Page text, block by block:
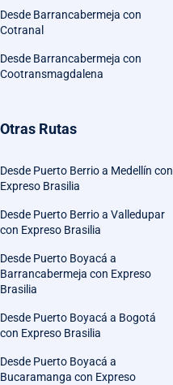
Desde Barrancabermeja con
Cotranal
Desde Barrancabermeja con
Cootransmagdalena
Otras Rutas
Desde Puerto Berrio a Medellín con
Expreso Brasilia
Desde Puerto Berrio a Valledupar
con Expreso Brasilia
Desde Puerto Boyacá a
Barrancabermeja con Expreso
Brasilia
Desde Puerto Boyacá a Bogotá
con Expreso Brasilia
Desde Puerto Boyacá a
Bucaramanga con Expreso